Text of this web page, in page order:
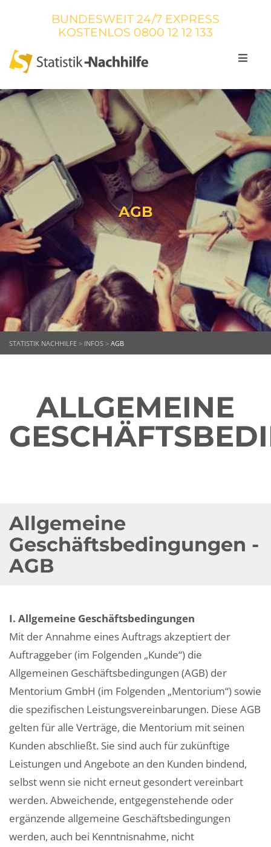
BUNDESWEIT 24/7 EXPRESS
KOSTENLOS 0800 12 12 133
AGB
STATISTIK NACHHILFE > INFOS > AGB
ALLGEMEINE
Allgemeine
Geschäftsbedingungen -
AGB
I. Allgemeine Geschäftsbedingungen
Mit der Annahme eines Auftrags akzeptiert der
Auftraggeber (im Folgenden „Kunde“) die
Allgemeinen Geschäftsbedingungen (AGB) der
Mentorium GmbH (im Folgenden „Mentorium“) sowie
die spezifischen Leistungsvereinbarungen. Diese AGB
gelten für alle Verträge, die Mentorium mit seinen
Kunden abschließt. Sie sind auch für zukünftige
Leistungen und Angebote an den Kunden bindend,
selbst wenn sie nicht erneut gesondert vereinbart
werden. Abweichende, entgegenstehende oder
ergänzende allgemeine Geschäftsbedingungen
werden, auch bei Kenntnisnahme, nicht